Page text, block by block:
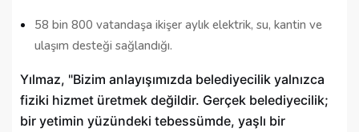
58 bin 800 vatandaşa ikişer aylık elektrik, su, kantin ve
ulaşım desteği sağlandığı.
Yılmaz, "Bizim anlayışımızda belediyecilik yalnızca
fiziki hizmet üretmek değildir. Gerçek belediyecilik;
bir yetimin yüzündeki tebessümde, yaşlı bir